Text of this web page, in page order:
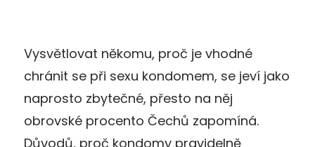
Vysvětlovat někomu, proč je vhodné
chránit se při sexu kondomem, se jeví jako
naprosto zbytečné, přesto na něj
obrovské procento Čechů zapomíná.
Důvodů, proč kondomy pravidelně